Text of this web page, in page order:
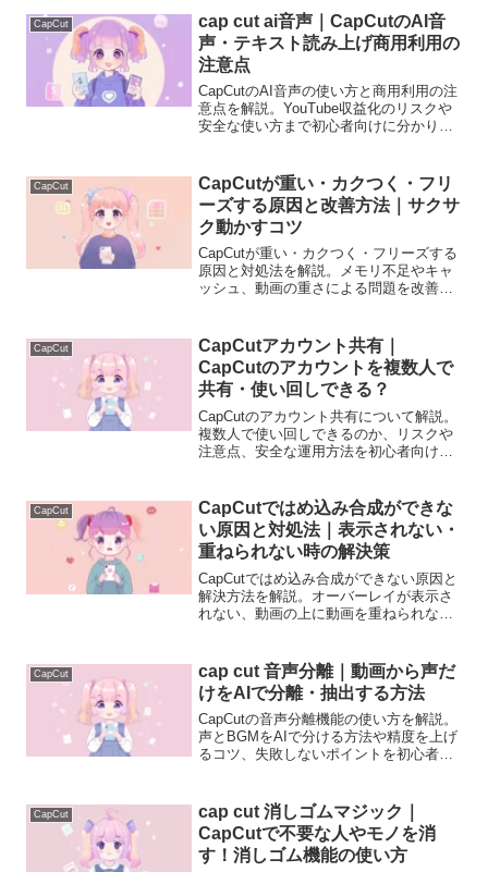
CapCut
cap cut ai音声｜CapCutのAI音
声・テキスト読み上げ商用利用の
注意点
CapCutのAI音声の使い方と商用利用の注
意点を解説。YouTube収益化のリスクや
安全な使い方まで初心者向けに分かりや
CapCut
CapCutが重い・カクつく・フリ
ーズする原因と改善方法｜サクサ
ク動かすコツ
CapCutが重い・カクつく・フリーズする
原因と対処法を解説。メモリ不足やキャ
ッシュ、動画の重さによる問題を改善す
CapCut
CapCutアカウント共有｜
CapCutのアカウントを複数人で
共有・使い回しできる？
CapCutのアカウント共有について解説。
複数人で使い回しできるのか、リスクや
注意点、安全な運用方法を初心者向けに
CapCut
CapCutではめ込み合成ができな
い原因と対処法｜表示されない・
重ねられない時の解決策
CapCutではめ込み合成ができない原因と
解決方法を解説。オーバーレイが表示さ
れない、動画の上に動画を重ねられない
CapCut
cap cut 音声分離｜動画から声だ
けをAIで分離・抽出する方法
CapCutの音声分離機能の使い方を解説。
声とBGMをAIで分ける方法や精度を上げ
るコツ、失敗しないポイントを初心者向
CapCut
cap cut 消しゴムマジック｜
CapCutで不要な人やモノを消
す！消しゴム機能の使い方